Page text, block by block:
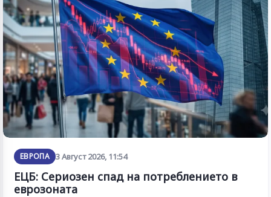
ЕВРОПА 3 Август 2026, 11:54
ЕЦБ: Сериозен спад на потреблението в
еврозоната